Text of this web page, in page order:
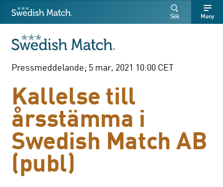
Sök
Fritext
Fritext SÖK
Swedish Match Meny
Sök
Pressmeddelande; 5 mar, 2021 10:00 CET
Kallelse till
årsstämma i
Swedish Match AB
(publ)